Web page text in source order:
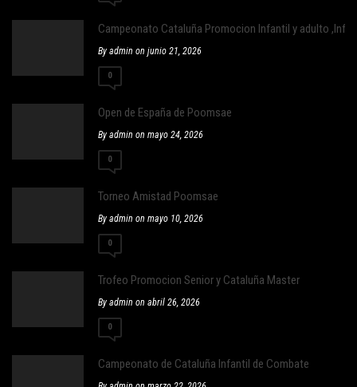
Campeonato Cataluña Promocion Infantil y adulto
By admin on junio 21, 2026
0
Open de España de Poomsae
By admin on mayo 24, 2026
0
Torneo Amistad Poomsae
By admin on mayo 10, 2026
0
Trofeo Promocion Senior y Cataluña Master
By admin on abril 26, 2026
0
Campeonato de Cataluña Infantil de Combate